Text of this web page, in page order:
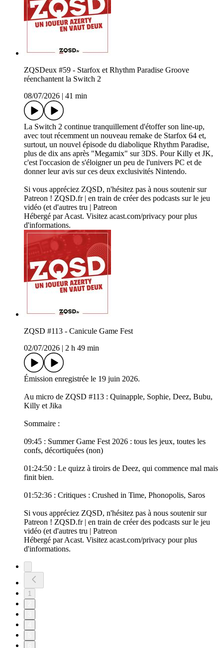
ZQSDeux #59 - Starfox et Rhythm Paradise Groove
réenchantent la Switch 2
08/07/2026
41 min
La Switch 2 continue tranquillement d'étoffer son line-up,
avec tout récemment un nouveau remake de Starfox 64 et,
surtout, un nouvel épisode du diabolique Rhythm Paradise,
plus de dix ans après "Megamix" sur 3DS. Pour Killy et JK,
c'est l'occasion de s'éloigner un peu de l'univers PC et de
donner leur avis sur ces deux exclusivités Nintendo.
Si vous appréciez ZQSD, n'hésitez pas à nous soutenir sur
Patreon ! ZQSD.fr | en train de créer des podcasts sur le jeu
vidéo (et d'autres tru | Patreon
Hébergé par Acast. Visitez acast.com/privacy pour plus
d'informations.
ZQSD #113 - Canicule Game Fest
02/07/2026
2 h 49 min
Émission enregistrée le 19 juin 2026.
Au micro de ZQSD #113 : Quinapple, Sophie, Deez, Bubu,
Killy et Jika
Sommaire :
09:45 : Summer Game Fest 2026 : tous les jeux, toutes les
confs, décortiquées (non)
01:24:50 : Le quizz à tiroirs de Deez, qui commence mal mais
finit bien.
01:52:36 : Critiques : Crushed in Time, Phonopolis, Saros
Si vous appréciez ZQSD, n'hésitez pas à nous soutenir sur
Patreon ! ZQSD.fr | en train de créer des podcasts sur le jeu
vidéo (et d'autres tru | Patreon
Hébergé par Acast. Visitez acast.com/privacy pour plus
d'informations.
1